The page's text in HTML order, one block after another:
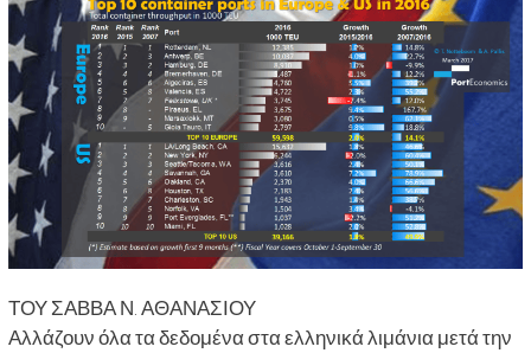
ΤΟΥ ΣΑΒΒΑ Ν. ΑΘΑΝΑΣΙΟΥ
Αλλάζουν όλα τα δεδομένα στα ελληνικά λιμάνια μετά την